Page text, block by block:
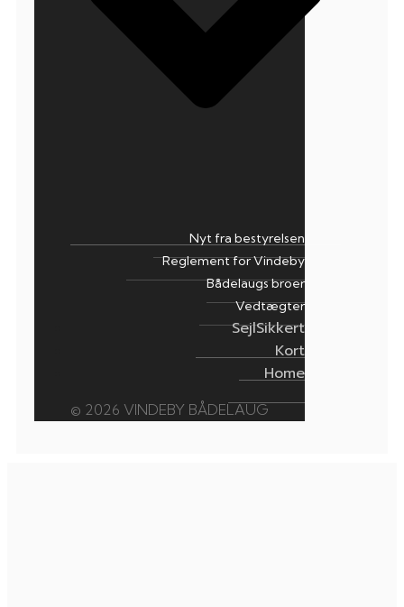
Nyt fra bestyrelsen
Reglement for Vindeby
Bådelaugs broer
Vedtægter
SejlSikkert
Kort
Home
© 2026 VINDEBY BÅDELAUG